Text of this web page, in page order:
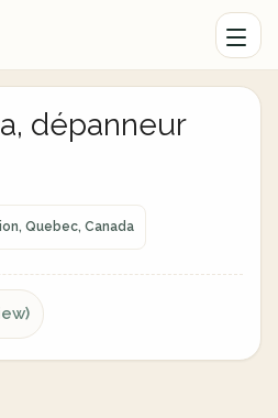
dépanneur
Quebec, Canada